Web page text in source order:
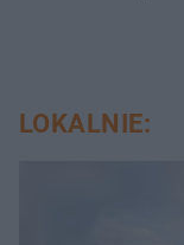
LOKALNIE: